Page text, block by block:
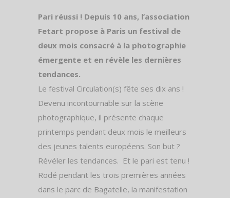
Pari réussi ! Depuis 10 ans, l’association
Fetart propose à Paris un festival de
deux mois consacré à la photographie
émergente et en révèle les dernières
tendances.
Le festival Circulation(s) fête ses dix ans !
Devenu incontournable sur la scène
photographique, il présente chaque
printemps pendant deux mois le meilleurs
des jeunes talents européens. Son but ?
Révéler les tendances. Et le pari est tenu !
Rodé pendant les trois premières années
dans le parc de Bagatelle, la manifestation